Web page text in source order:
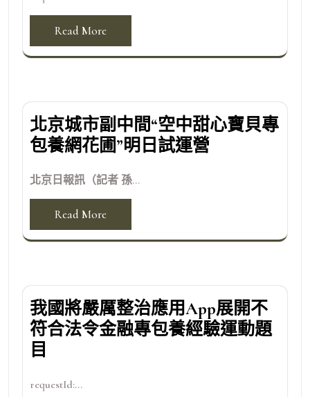
Read More
北京城市副中間“空中甜心寶貝專
包養網花圃”明日試運營
北京日報訊（記者 孫...
Read More
我國將嚴厲整治應用App展開不
符合法令金融專包養經驗運動題
目
requestId:...